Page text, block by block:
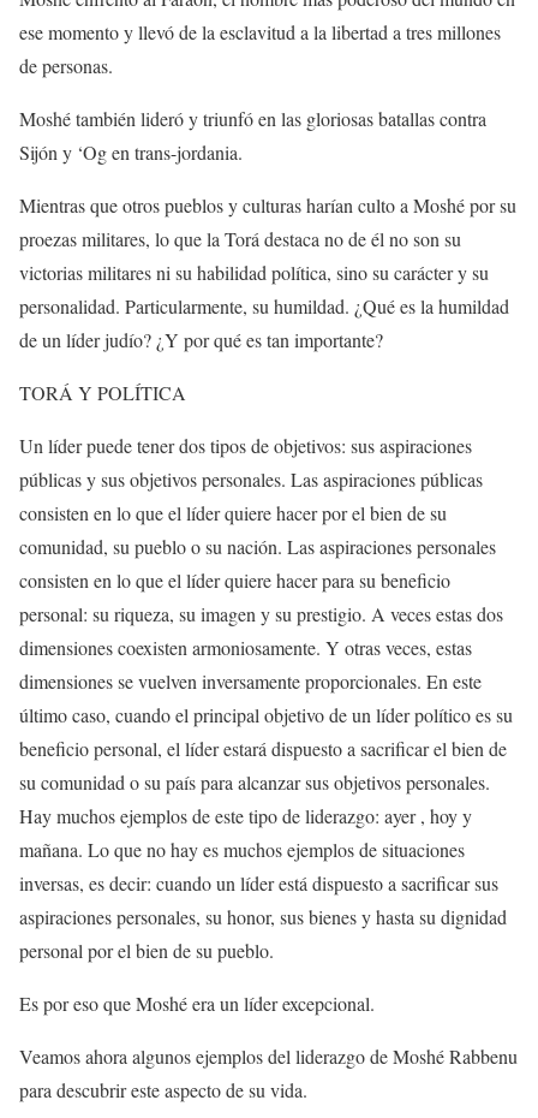
ese momento y llevó de la esclavitud a la libertad a tres millones
de personas.
Moshé también lideró y triunfó en las gloriosas batallas contra
Sijón y ‘Og en trans-jordania.
Mientras que otros pueblos y culturas harían culto a Moshé por su
proezas militares, lo que la Torá destaca no de él no son su
victorias militares ni su habilidad política, sino su carácter y su
personalidad. Particularmente, su humildad. ¿Qué es la humildad
de un líder judío? ¿Y por qué es tan importante?
TORÁ Y POLÍTICA
Un líder puede tener dos tipos de objetivos: sus aspiraciones
públicas y sus objetivos personales. Las aspiraciones públicas
consisten en lo que el líder quiere hacer por el bien de su
comunidad, su pueblo o su nación. Las aspiraciones personales
consisten en lo que el líder quiere hacer para su beneficio
personal: su riqueza, su imagen y su prestigio. A veces estas dos
dimensiones coexisten armoniosamente. Y otras veces, estas
dimensiones se vuelven inversamente proporcionales. En este
último caso, cuando el principal objetivo de un líder político es su
beneficio personal, el líder estará dispuesto a sacrificar el bien de
su comunidad o su país para alcanzar sus objetivos personales.
Hay muchos ejemplos de este tipo de liderazgo: ayer , hoy y
mañana. Lo que no hay es muchos ejemplos de situaciones
inversas, es decir: cuando un líder está dispuesto a sacrificar sus
aspiraciones personales, su honor, sus bienes y hasta su dignidad
personal por el bien de su pueblo.
Es por eso que Moshé era un líder excepcional.
Veamos ahora algunos ejemplos del liderazgo de Moshé Rabbenu
para descubrir este aspecto de su vida.